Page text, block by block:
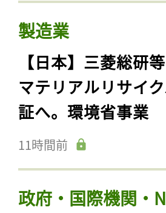
製造業
【日本】三菱総研
マテリアルリサイ
証へ。環境省事業
11時間前
政府・国際機関・